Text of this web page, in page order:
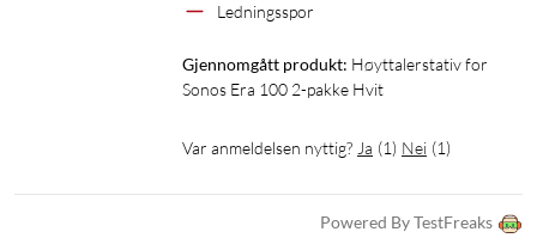
Ledningsspor
Gjennomgått produkt: Høyttalerstativ for
Sonos Era 100 2-pakke Hvit
Var anmeldelsen nyttig? Ja (1) Nei (1)
Powered By TestFreaks